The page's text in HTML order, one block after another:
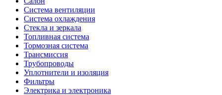
Система вентиляции
Система охлаждения
Стекла и зеркала
Топливная система
Тормозная система
Трансмиссия
Трубопроводы
Уплотнители и изоляция
Фильтры
Электрика и электроника